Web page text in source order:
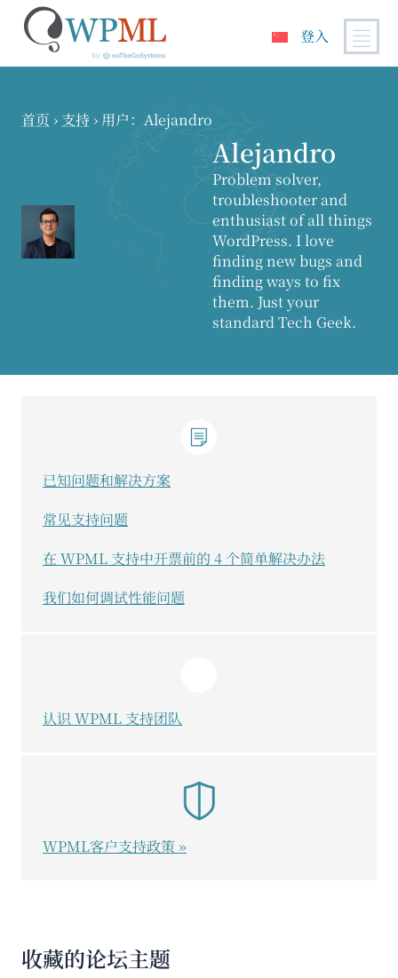
登入
首页 › 支持› 用户：Alejandro
Alejandro
Problem solver,
troubleshooter and
enthusiast of all things
WordPress. I love
finding new bugs and
finding ways to fix
them. Just your
standard Tech Geek.
收藏的论坛主题
已知问题和解决方案
常见支持问题
在 WPML 支持中开票前的 4 个简单解决办法
我们如何调试性能问题
认识 WPML 支持团队
WPML客户支持政策 »